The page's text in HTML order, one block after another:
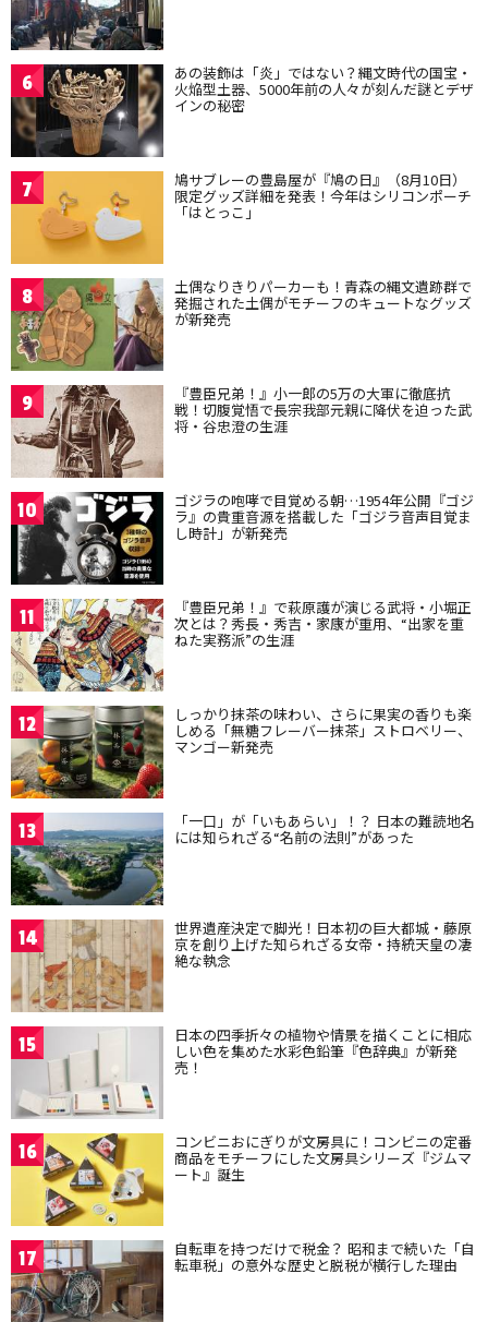
6 あの装飾は「炎」ではない？縄文時代の国宝・
火焔型土器、5000年前の人々が刻んだ謎とデザ
インの秘密
7 鳩サブレーの豊島屋が『鳩の日』（8月10日）
限定グッズ詳細を発表！今年はシリコンポーチ
「はとっこ」
8 土偶なりきりパーカーも！青森の縄文遺跡群で
発掘された土偶がモチーフのキュートなグッズ
が新発売
9 『豊臣兄弟！』小一郎の5万の大軍に徹底抗
戦！切腹覚悟で長宗我部元親に降伏を迫った武
将・谷忠澄の生涯
10 ゴジラの咆哮で目覚める朝…1954年公開『ゴジ
ラ』の貴重音源を搭載した「ゴジラ音声目覚ま
し時計」が新発売
11 『豊臣兄弟！』で萩原護が演じる武将・小堀正
次とは？秀長・秀吉・家康が重用、“出家を重
ねた実務派”の生涯
12 しっかり抹茶の味わい、さらに果実の香りも楽
しめる「無糖フレーバー抹茶」ストロベリー、
マンゴー新発売
13 「一口」が「いもあらい」！？ 日本の難読地名
には知られざる“名前の法則”があった
14 世界遺産決定で脚光！日本初の巨大都城・藤原
京を創り上げた知られざる女帝・持統天皇の凄
絶な執念
15 日本の四季折々の植物や情景を描くことに相応
しい色を集めた水彩色鉛筆『色辞典』が新発
売！
16 コンビニおにぎりが文房具に！コンビニの定番
商品をモチーフにした文房具シリーズ『ジムマ
ート』誕生
17 自転車を持つだけで税金？ 昭和まで続いた「自
転車税」の意外な歴史と脱税が横行した理由